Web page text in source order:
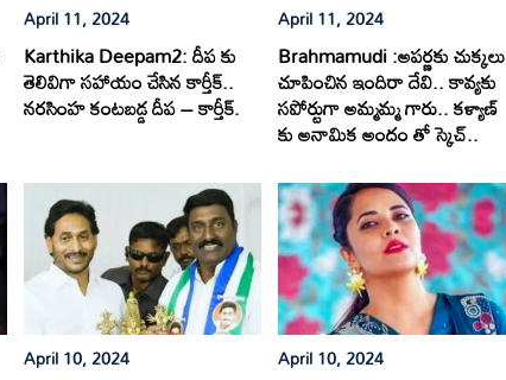
April 11, 2024
Karthika Deepam2: దీప కు
తెలివిగా సహాయం చేసిన కార్తీక్..
నరసింహ కంటబడ్డ దీప – కార్తీక్.
April 11, 2024
Brahmamudi :అపర్ణకు చుక్కలు
చూపించిన ఇందిరా దేవి.. కావ్యకు
సపోర్టుగా అమ్మమ్మ గారు.. కళ్యాణ్
కు అనామిక అందం తో స్కెచ్..
April 10, 2024 April 10, 2024